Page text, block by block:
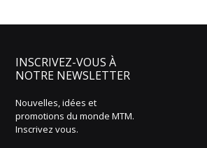
INSCRIVEZ-VOUS À
NOTRE NEWSLETTER
Nouvelles, idées et
promotions du monde MTM.
Inscrivez vous.